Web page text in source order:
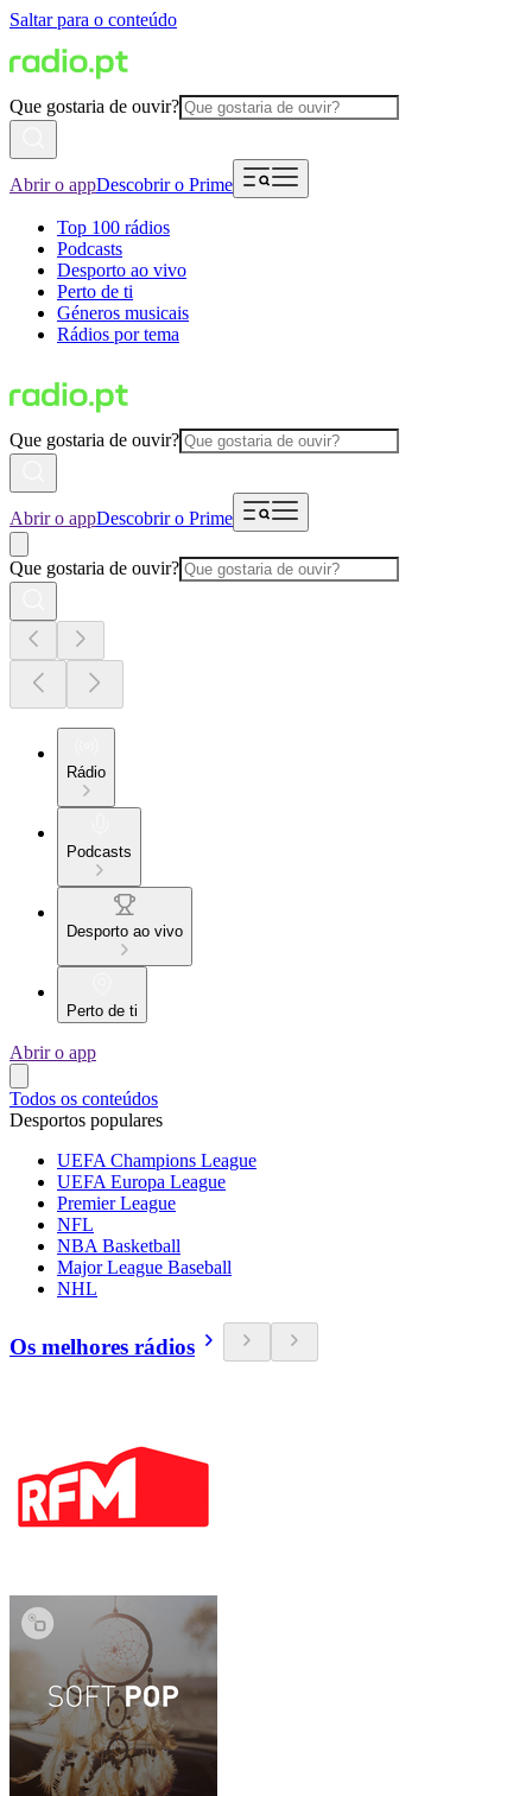
Saltar para o conteúdo
Que gostaria de ouvir?
Abrir o appDescobrir o Prime
Top 100 rádios
Podcasts
Desporto ao vivo
Perto de ti
Géneros musicais
Rádios por tema
Que gostaria de ouvir?
Abrir o appDescobrir o Prime
Que gostaria de ouvir?
Rádio
Podcasts
Desporto ao vivo
Perto de ti
Abrir o app
Todos os conteúdos
Desportos populares
UEFA Champions League
UEFA Europa League
Premier League
NFL
NBA Basketball
Major League Baseball
NHL
Os melhores rádios